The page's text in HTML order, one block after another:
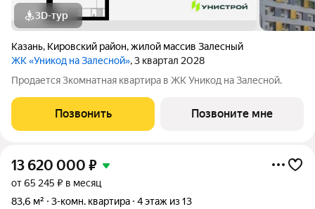
3D-тур
Казань, Кировский район,жилой массив Залесный
ЖК «Уникод на Залесной», 3 квартал 2028
Продается 3комнатная квартира в ЖК Уникод на Залесной.
Позвонить Позвоните мне
13 620 000 ₽
от 65 245 ₽ в месяц
83,6 м²
3-комн. квартира 4 этаж из 13